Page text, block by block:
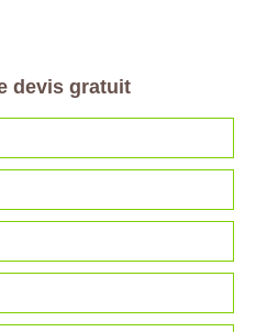
devis gratuit